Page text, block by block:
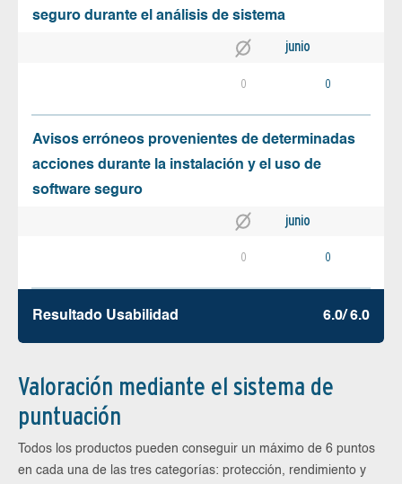
seguro durante el análisis de sistema
junio
0 0
Avisos erróneos provenientes de determinadas
acciones durante la instalación y el uso de
software seguro
junio
0 0
Resultado Usabilidad 6.0/ 6.0
Valoración mediante el sistema de
puntuación
Todos los productos pueden conseguir un máximo de 6 puntos
en cada una de las tres categorías: protección, rendimiento y